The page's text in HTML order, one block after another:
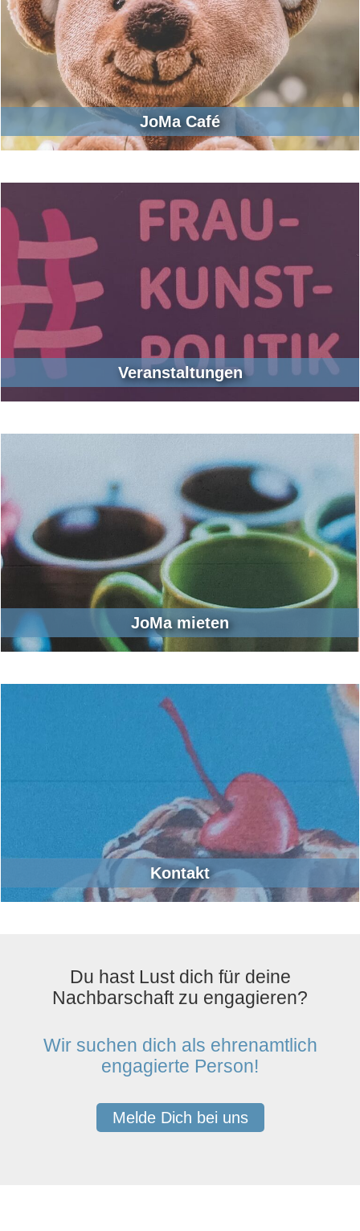
JoMa Café
Veranstaltungen
JoMa mieten
Kontakt
Du hast Lust dich für deine
Nachbarschaft zu engagieren?
Wir suchen dich als ehrenamtlich
engagierte Person!
Melde Dich bei uns